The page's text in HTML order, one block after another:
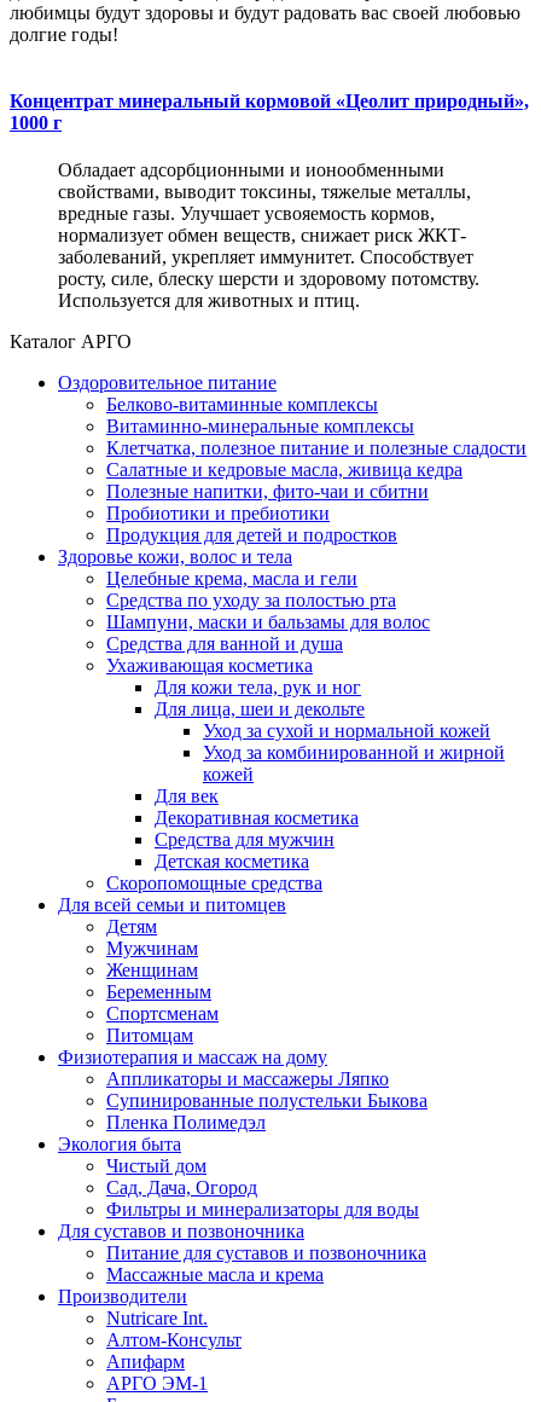
любимцы будут здоровы и будут радовать вас своей любовью
долгие годы!
Концентрат минеральный кормовой «Цеолит природный»,
1000 г
Обладает адсорбционными и ионообменными
свойствами, выводит токсины, тяжелые металлы,
вредные газы. Улучшает усвояемость кормов,
нормализует обмен веществ, снижает риск ЖКТ-
заболеваний, укрепляет иммунитет. Способствует
росту, силе, блеску шерсти и здоровому потомству.
Используется для животных и птиц.
Каталог АРГО
Оздоровительное питание
Белково-витаминные комплексы
Витаминно-минеральные комплексы
Клетчатка, полезное питание и полезные сладости
Салатные и кедровые масла, живица кедра
Полезные напитки, фито-чаи и сбитни
Пробиотики и пребиотики
Продукция для детей и подростков
Здоровье кожи, волос и тела
Целебные крема, масла и гели
Средства по уходу за полостью рта
Шампуни, маски и бальзамы для волос
Средства для ванной и душа
Ухаживающая косметика
Для кожи тела, рук и ног
Для лица, шеи и декольте
Уход за сухой и нормальной кожей
Уход за комбинированной и жирной
кожей
Для век
Декоративная косметика
Средства для мужчин
Детская косметика
Скоропомощные средства
Для всей семьи и питомцев
Детям
Мужчинам
Женщинам
Беременным
Спортсменам
Питомцам
Физиотерапия и массаж на дому
Аппликаторы и массажеры Ляпко
Супинированные полустельки Быкова
Пленка Полимедэл
Экология быта
Чистый дом
Сад, Дача, Огород
Фильтры и минерализаторы для воды
Для суставов и позвоночника
Питание для суставов и позвоночника
Массажные масла и крема
Производители
Nutricare Int.
Алтом-Консульт
Апифарм
АРГО ЭМ-1